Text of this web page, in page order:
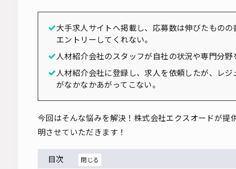
大手求人サイトへ掲載し、応募数は伸びたもの
エントリーしてくれない。
人材紹介会社のスタッフが自社の状況や専門分野
人材紹介会社に登録し、求人を依頼したが、レ
がなかなかあがってこない。
今回はそんな悩みを解決！株式会社エクスオードが提
明させていただきます！
目次